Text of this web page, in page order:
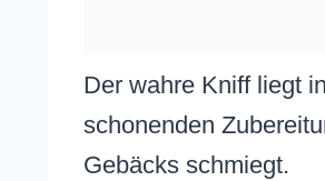
Der wahre Kniff liegt
schonenden
Gebäcks schmiegt.